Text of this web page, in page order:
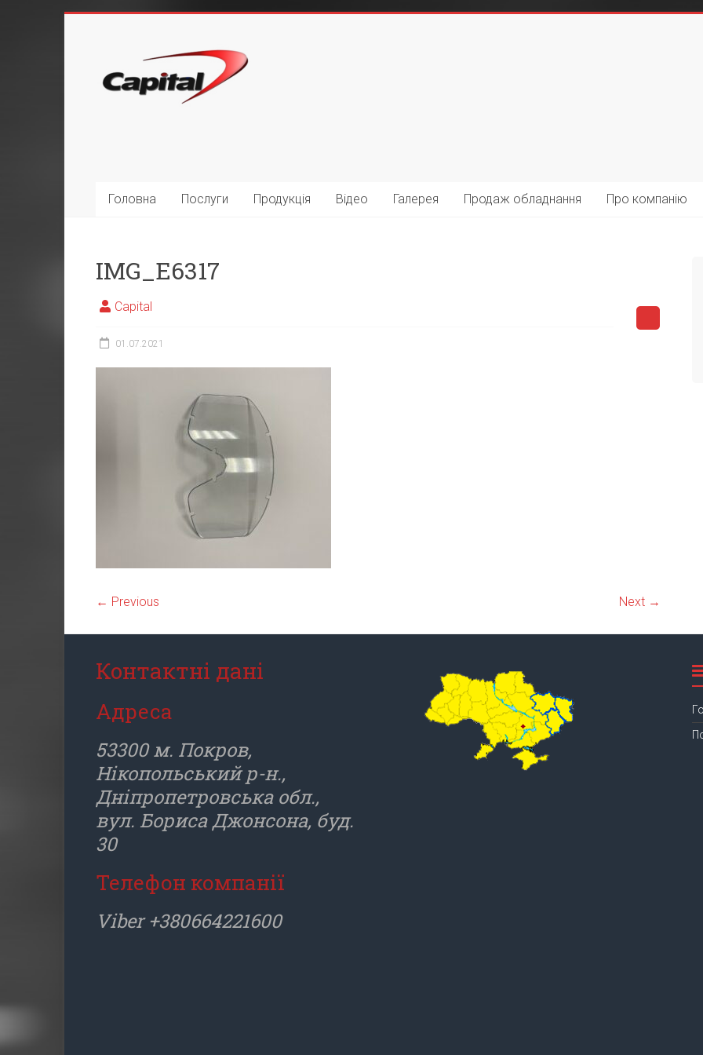
Головна Послуги Продукція Відео Галерея Продаж обладнання Про компанію
IMG_E6317
Capital
01.07.2021
← Previous Next →
Контактні дані
Адреса
53300 м. Покров,
Нікопольський р-н.,
Дніпропетровська обл.,
вул. Бориса Джонсона, буд.
30
Телефон компанії
Viber +380664221600